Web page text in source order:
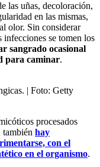
las uñas, decoloración,
en las mismas,
olor. Sin considerar
infecciones se tomen los
sangrado ocasional
para caminar.
| Foto: Getty
procesados
también hay
con el
en el organismo.